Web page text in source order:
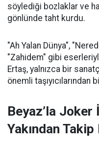
söylediği bozlaklar ve
gönlünde taht kurdu.
"Ah Yalan Dünya",
"Zahidem" gibi
Ertaş, yalnızca bir
önemli taşıyıcılarından
Beyaz’la
Yakından